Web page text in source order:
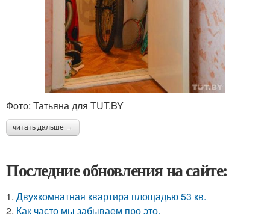
Фото: Татьяна для TUT.BY
читать дальше →
Последние обновления на сайте:
1. Двухкомнатная квартира площадью 53 кв.
2. Как часто мы забываем про это.